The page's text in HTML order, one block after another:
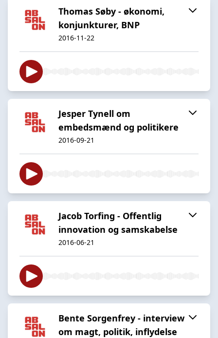
Thomas Søby - økonomi,
konjunkturer, BNP
2016-11-22
Jesper Tynell om
embedsmænd og politikere
2016-09-21
Jacob Torfing - Offentlig
innovation og samskabelse
2016-06-21
Bente Sorgenfrey - interview
om magt, politik, inflydelse